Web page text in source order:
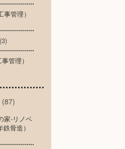
管理）
(3)
管理）
(87)
家-リノベ
骨造）